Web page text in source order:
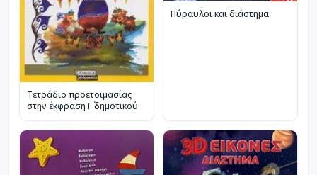
Τετράδιο προετοιμασίας
στην έκφραση Γ΄ δημοτικού
Πύραυλοι και διάστημα